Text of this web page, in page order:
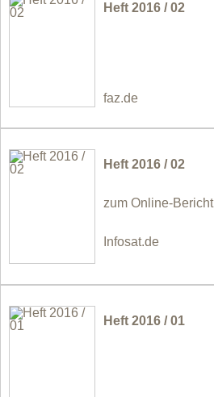
Heft 2016 / 02
faz.de
Heft 2016 / 02
zum Online-Bericht
Infosat.de
Heft 2016 / 01